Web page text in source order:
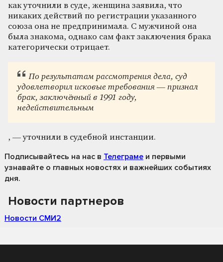
как уточнили в суде, женщина заявила, что
никаких действий по регистрации указанного
союза она не предпринимала. С мужчиной она
была знакома, однако сам факт заключения брака
категорически отрицает.
По результатам рассмотрения дела, суд
удовлетворил исковые требования — признал
брак, заключённый в 1991 году,
недействительным
, — уточнили в судебной инстанции.
Подписывайтесь на нас в Телеграме и первыми
узнавайте о главных новостях и важнейших событиях
дня.
Новости партнеров
Новости СМИ2